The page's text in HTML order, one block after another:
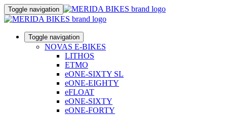
Toggle navigation
Toggle navigation
NOVAS E-BIKES
LITHOS
ETMO
eONE-SIXTY SL
eONE-EIGHTY
eFLOAT
eONE-SIXTY
eONE-FORTY